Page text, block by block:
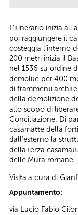
L’itinerario inizia
poi raggiungere il
costeggia l’interno
200 metri inizia il
nel 1536 su ordine
demolite per 400
di frammenti
della demolizione
allo scopo di
Conciliazione. Di
casamatte della
dall’esterno la
della terza
delle Mura romane.
Visita a cura di
Appuntamento:
via Lucio Fabio